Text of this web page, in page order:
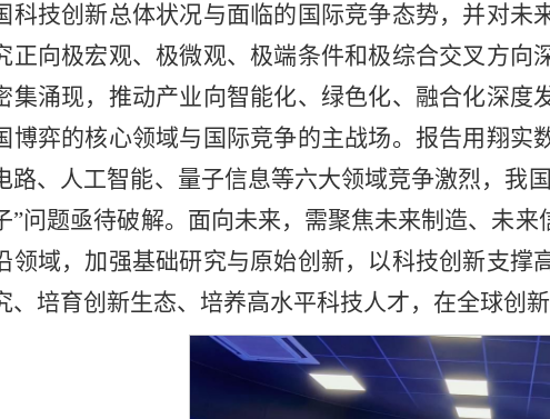
科技创新总体状况与面临的国际竞争态势，并对
正向极宏观、极微观、极端条件和极综合交叉方
集涌现，推动产业向智能化、绿色化、融合化深
博弈的核心领域与国际竞争的主战场。报告用翔
路、人工智能、量子信息等六大领域竞争激烈，我
”问题亟待破解。面向未来，需聚焦未来制造、未
领域，加强基础研究与原始创新，以科技创新支
、培育创新生态、培养高水平科技人才，在全球创